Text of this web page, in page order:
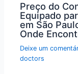
Preço do
Equipado
em São
Onde
Deixe um
doctors